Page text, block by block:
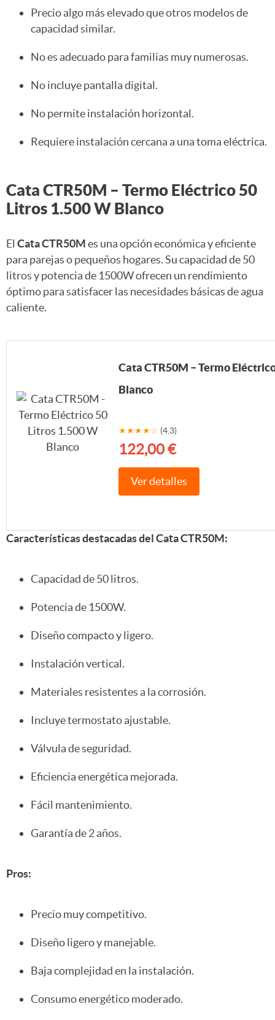
Precio algo más elevado que otros modelos de
capacidad similar.
No es adecuado para familias muy numerosas.
No incluye pantalla digital.
No permite instalación horizontal.
Requiere instalación cercana a una toma eléctrica.
Cata CTR50M – Termo Eléctrico 50
Litros 1.500 W Blanco
El Cata CTR50Mes una opción económica y eficiente
para parejas o pequeños hogares. Su capacidad de 50
litros y potencia de 1500W ofrecen un rendimiento
óptimo para satisfacer las necesidades básicas de agua
caliente.
Cata CTR50M – Termo
Blanco
★★★★☆ (4.3)
122,00 €
Ver detalles
Características destacadas del Cata CTR50M:
Capacidad de 50 litros.
Potencia de 1500W.
Diseño compacto y ligero.
Instalación vertical.
Materiales resistentes a la corrosión.
Incluye termostato ajustable.
Válvula de seguridad.
Eficiencia energética mejorada.
Fácil mantenimiento.
Garantía de 2 años.
Pros:
Precio muy competitivo.
Diseño ligero y manejable.
Baja complejidad en la instalación.
Consumo energético moderado.